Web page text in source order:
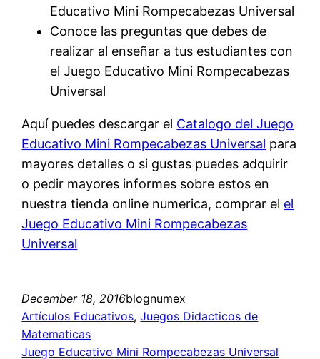
Educativo Mini Rompecabezas Universal
Conoce las preguntas que debes de
realizar al enseñar a tus estudiantes con
el Juego Educativo Mini Rompecabezas
Universal
Aquí puedes descargar el Catalogo del Juego
Educativo Mini Rompecabezas Universal para
mayores detalles o si gustas puedes adquirir
o pedir mayores informes sobre estos en
nuestra tienda online numerica, comprar el el
Juego Educativo Mini Rompecabezas
Universal
December 18, 2016blognumex
Artículos Educativos, Juegos Didacticos de
Matematicas
Juego Educativo Mini Rompecabezas Universal